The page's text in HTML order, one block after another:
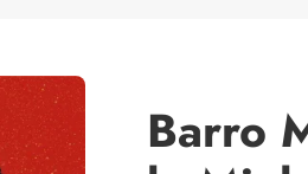
Barro